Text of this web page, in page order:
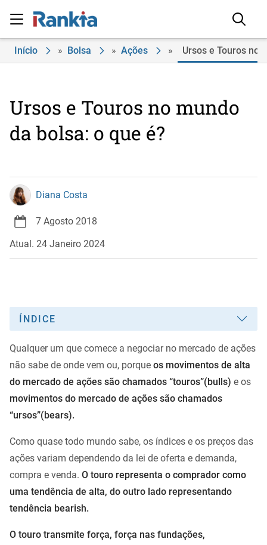
Início » Bolsa » Ações » Ursos e Touros no
Ursos e Touros no mundo
da bolsa: o que é?
Diana Costa
7 Agosto 2018
Atual. 24 Janeiro 2024
ÍNDICE
Qualquer um que comece a negociar no mercado de ações
não sabe de onde vem ou, porque os movimentos de alta
do mercado de ações são chamados “touros”(bulls) e os
movimentos do mercado de ações são chamados
“ursos”(bears).
Como quase todo mundo sabe, os índices e os preços das
ações variam dependendo da lei de oferta e demanda,
compra e venda. O touro representa o comprador como
uma tendência de alta, do outro lado representando
tendência bearish.
O touro transmite força, força nas fundações,